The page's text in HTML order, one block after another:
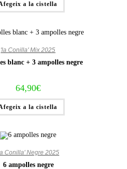
a la cistella
'la Conilla' Mix 2025
blanc + 3 ampolles negre
64,90€
a la cistella
Conilla' Negre 2025
6 ampolles negre